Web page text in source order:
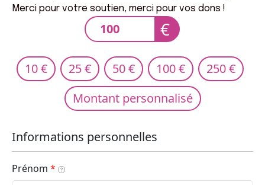
Merci pour votre soutien, merci pour vos dons !